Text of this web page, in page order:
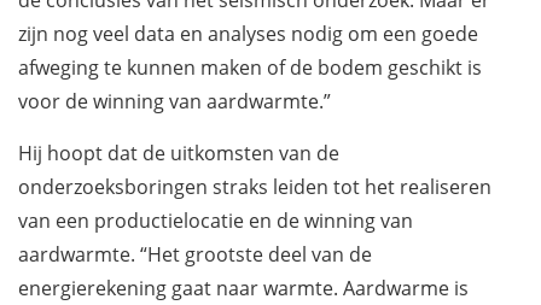
zijn nog veel data en analyses nodig om een goede
afweging te kunnen maken of de bodem geschikt is
voor de winning van aardwarmte.”
Hij hoopt dat de uitkomsten van de
onderzoeksboringen straks leiden tot het realiseren
van een productielocatie en de winning van
aardwarmte. “Het grootste deel van de
energierekening gaat naar warmte. Aardwarme is